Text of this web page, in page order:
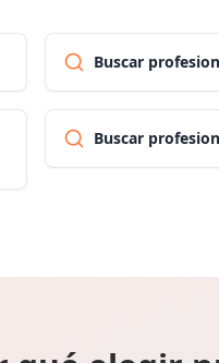
Buscar
Buscar